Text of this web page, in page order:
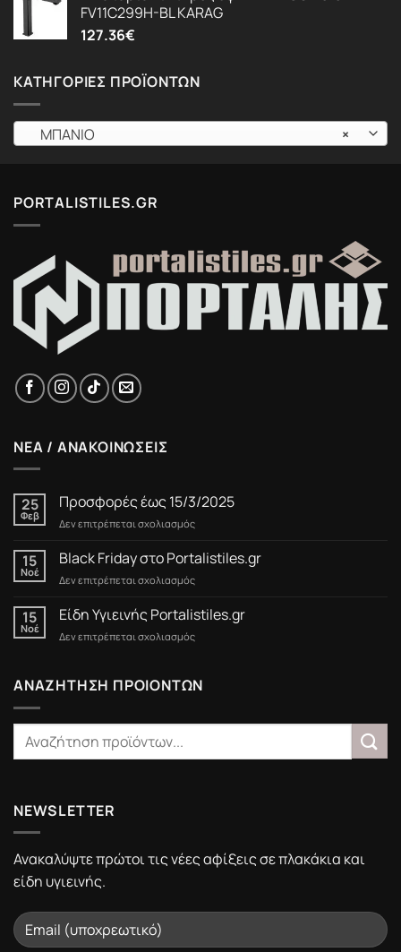
FV11C299H-BL KARAG
127.36€
ΚΑΤΗΓΟΡΊΕΣ ΠΡΟΪΌΝΤΩΝ
×
ΜΠΑΝΙΟ
PORTALISTILES.GR
ΝΕΑ / ΑΝΑΚΟΙΝΩΣΕΙΣ
25
Φεβ
Προσφορές έως 15/3/2025
Δεν επιτρέπεται σχολιασμόςστο
έως
15/3/2025
15
Νοέ
Black Friday στο Portalistiles.gr
Δεν επιτρέπεται σχολιασμόςστο
Friday
στο
Portalistiles.gr
15
Νοέ
Είδη Υγιεινής Portalistiles.gr
Δεν επιτρέπεται σχολιασμόςστο
Portalistiles.gr
ΑΝΑΖΗΤΗΣΗ ΠΡΟΙΟΝΤΩΝ
NEWSLETTER
Ανακαλύψτε πρώτοι τις νέες αφίξεις σε πλακάκια και
είδη υγιεινής.